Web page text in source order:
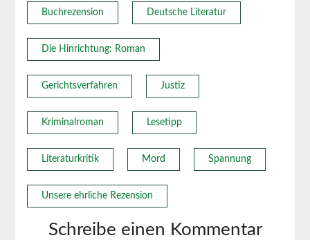
Buchrezension Deutsche Literatur
Die Hinrichtung: Roman
Gerichtsverfahren Justiz
Kriminalroman Lesetipp
Literaturkritik Mord Spannung
Unsere ehrliche Rezension
Schreibe einen Kommentar